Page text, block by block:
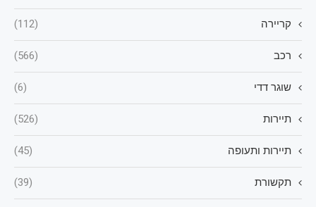
קריירה (112)
רכב (566)
שוגר דדי (6)
תיירות (526)
תיירות ותעופה (45)
תקשורת (39)